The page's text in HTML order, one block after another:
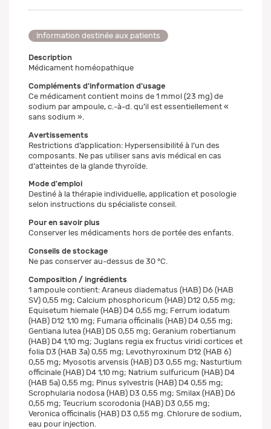
Information destinée aux patients
Description
Médicament homéopathique
Compléments d'information d'usage
Ce médicament contient moins de 1 mmol (23 mg) de
sodium par ampoule, c.-à-d. qu’il est essentiellement «
sans sodium ».
Avertissements
Restrictions d’application: Hypersensibilité à l‘un des
composants. Ne pas utiliser sans avis médical en cas
d‘atteintes de la glande thyroïde.
Mode d'emploi
Destiné à la thérapie individuelle, application et posologie
selon instructions du spécialiste conseil.
Pour en savoir plus
Conserver les médicaments hors de portée des enfants.
Conseils de stockage
Ne pas conserver au-dessus de 30 °C.
Composition / ingrédients
1 ampoule contient: Araneus diadematus (HAB) D6 (HAB
SV) 0,55 mg; Calcium phosphoricum (HAB) D12 0,55 mg;
Equisetum hiemale (HAB) D4 0,55 mg; Ferrum iodatum
(HAB) D12 1,10 mg; Fumaria officinalis (HAB) D4 0,55 mg;
Gentiana lutea (HAB) D5 0,55 mg; Geranium robertianum
(HAB) D4 1,10 mg; Juglans regia ex fructus viridi cortices et
folia D3 (HAB 3a) 0,55 mg; Levothyroxinum D12 (HAB 6)
0,55 mg; Myosotis arvensis (HAB) D3 0,55 mg; Nasturtium
officinale (HAB) D4 1,10 mg; Natrium sulfuricum (HAB) D4
(HAB 5a) 0,55 mg; Pinus sylvestris (HAB) D4 0,55 mg;
Scrophularia nodosa (HAB) D3 0,55 mg; Smilax (HAB) D6
0,55 mg; Teucrium scorodonia (HAB) D3 0,55 mg;
Veronica officinalis (HAB) D3 0,55 mg. Chlorure de sodium,
eau pour injection.